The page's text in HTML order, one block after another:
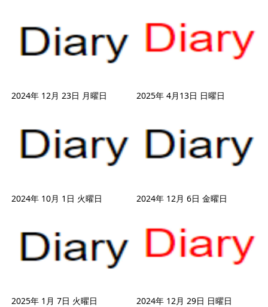
2024年 12月 23日 月曜日 2025年 4月13日 日曜日
2024年 10月 1日 火曜日 2024年 12月 6日 金曜日
2025年 1月 7日 火曜日 2024年 12月 29日 日曜日